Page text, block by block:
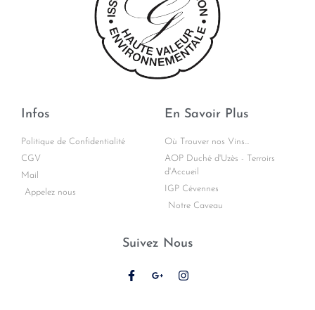
Infos
Politique de Confidentialité
CGV
Mail
Appelez nous
En Savoir Plus
Où Trouver nos Vins...
AOP Duché d'Uzès - Terroirs
d'Accueil
IGP Cévennes
Notre Caveau
Suivez Nous